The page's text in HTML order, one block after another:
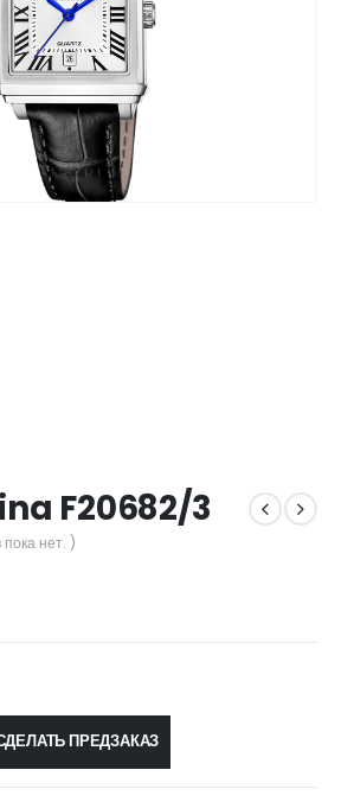
F20682/3
нет. )
ПРЕДЗАКАЗ